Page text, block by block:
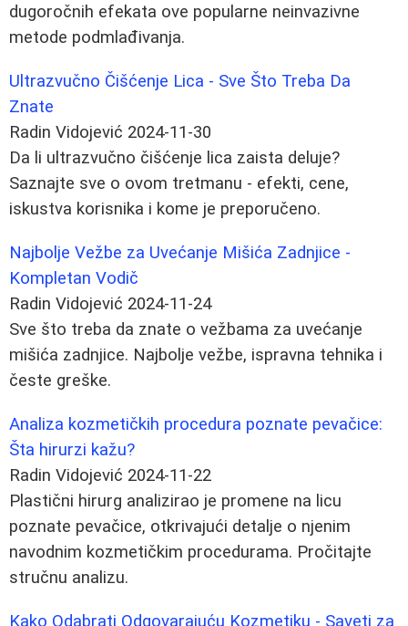
dugoročnih efekata ove popularne neinvazivne
metode podmlađivanja.
Ultrazvučno Čišćenje Lica - Sve Što Treba Da
Znate
Radin Vidojević 2024-11-30
Da li ultrazvučno čišćenje lica zaista deluje?
Saznajte sve o ovom tretmanu - efekti, cene,
iskustva korisnika i kome je preporučeno.
Najbolje Vežbe za Uvećanje Mišića Zadnjice -
Kompletan Vodič
Radin Vidojević 2024-11-24
Sve što treba da znate o vežbama za uvećanje
mišića zadnjice. Najbolje vežbe, ispravna tehnika i
česte greške.
Analiza kozmetičkih procedura poznate pevačice:
Šta hirurzi kažu?
Radin Vidojević 2024-11-22
Plastični hirurg analizirao je promene na licu
poznate pevačice, otkrivajući detalje o njenim
navodnim kozmetičkim procedurama. Pročitajte
stručnu analizu.
Kako Odabrati Odgovarajuću Kozmetiku - Saveti za